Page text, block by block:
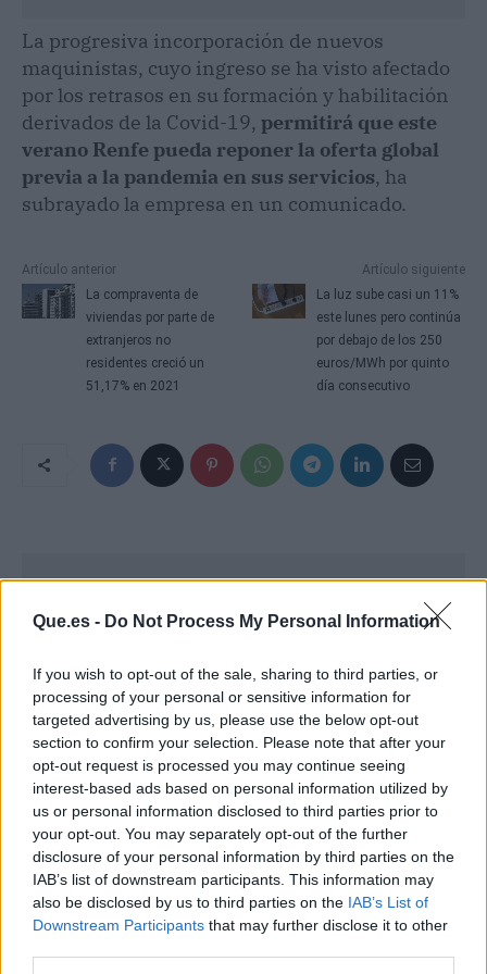
Que.es - Do Not Process My Personal Information
If you wish to opt-out of the sale, sharing to third parties, or
processing of your personal or sensitive information for
targeted advertising by us, please use the below opt-out
section to confirm your selection. Please note that after your
opt-out request is processed you may continue seeing
interest-based ads based on personal information utilized by
us or personal information disclosed to third parties prior to
your opt-out. You may separately opt-out of the further
disclosure of your personal information by third parties on the
IAB’s list of downstream participants. This information may
also be disclosed by us to third parties on the IAB’s List of
Downstream Participants that may further disclose it to other
La progresiva incorporación de nuevos
maquinistas, cuyo ingreso se ha visto afectado
por los retrasos en su formación y habilitación
derivados de la Covid-19, permitirá que este
verano Renfe pueda reponer la oferta global
previa a la pandemia en sus servicios, ha
subrayado la empresa en un comunicado.
Artículo anterior
La compraventa de
viviendas por parte de
extranjeros no
residentes creció un
51,17% en 2021
Artículo siguiente
La luz sube casi un 11%
este lunes pero continúa
por debajo de los 250
euros/MWh por quinto
día consecutivo
Publicidad